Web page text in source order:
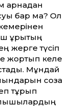
арнадан
бар ма? Ол
құрықтың
жерге түсіп
жортып келе
Мұндай
соза
тұрып